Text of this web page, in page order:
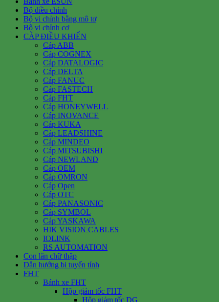
Bộ điều chỉnh
Bộ vi chỉnh bằng mô tơ
Bộ vi chỉnh cơ
CÁP ĐIỀU KHIỂN
Cáp ABB
Cáp COGNEX
Cáp DATALOGIC
Cáp DELTA
Cáp FANUC
Cáp FASTECH
Cáp FHT
Cáp HONEYWELL
Cáp INOVANCE
Cáp KUKA
Cáp LEADSHINE
Cáp MINDEO
Cáp MITSUBISHI
Cáp NEWLAND
Cáp OEM
Cáp OMRON
Cáp Open
Cáp OTC
Cáp PANASONIC
Cáp SYMBOL
Cáp YASKAWA
HIK VISION CABLES
IOLINK
RS AUTOMATION
Con lăn chữ thập
Dẫn hướng bi tuyến tính
FHT
Bánh xe FHT
Hộp giảm tốc FHT
Hộp giảm tốc DG